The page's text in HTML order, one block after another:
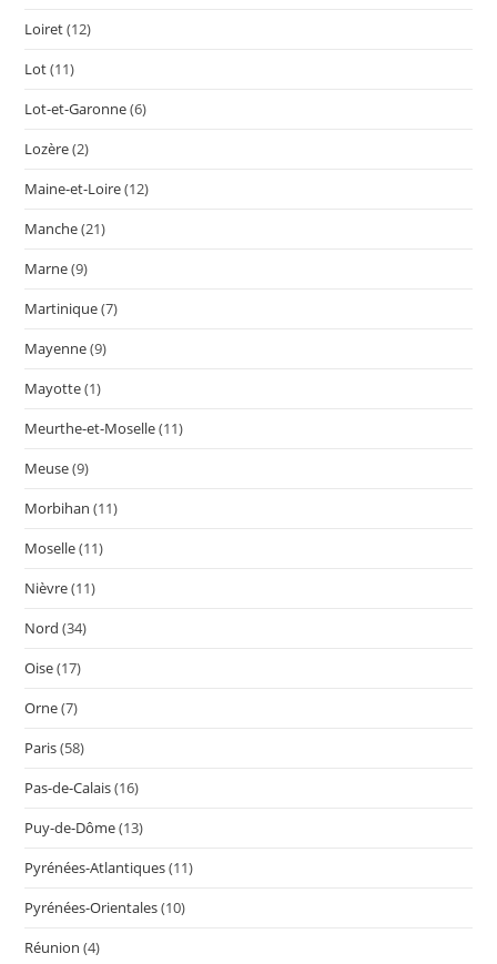
Loiret(12)
Lot(11)
Lot-et-Garonne(6)
Lozère(2)
Maine-et-Loire(12)
Manche(21)
Marne(9)
Martinique(7)
Mayenne(9)
Mayotte(1)
Meurthe-et-Moselle(11)
Meuse(9)
Morbihan (11)
Moselle(11)
Nièvre(11)
Nord (34)
Oise(17)
Orne(7)
Paris(58)
Pas-de-Calais(16)
Puy-de-Dôme(13)
Pyrénées-Atlantiques(11)
Pyrénées-Orientales(10)
Réunion (4)